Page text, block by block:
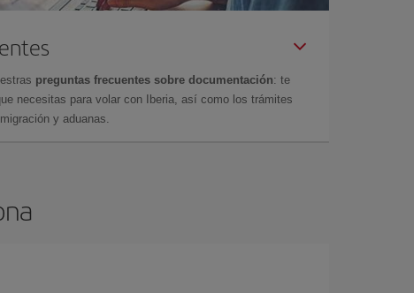
preguntas frecuentes sobre documentación: te
necesitas para volar con Iberia, así como los trámites
y aduanas.